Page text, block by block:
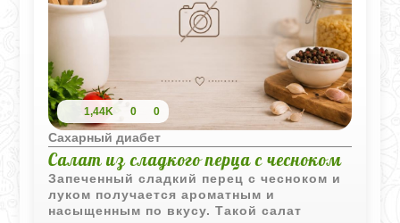
1,44K 0 0
Сахарный диабет
Салат из сладкого перца с чесноком
Запеченный сладкий перец с чесноком и
луком получается ароматным и
насыщенным по вкусу. Такой салат